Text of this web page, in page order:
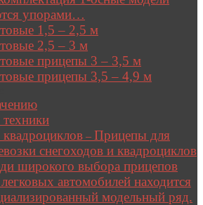
упорами…
1,5 – 2,5 м
2,5 – 3 м
прицепы 3 – 3,5 м
прицепы 3,5 – 4,9 м
квадроциклов – Прицепы для
снегоходов и квадроциклов
широкого выбора прицепов
автомобилей находится
модельный ряд.